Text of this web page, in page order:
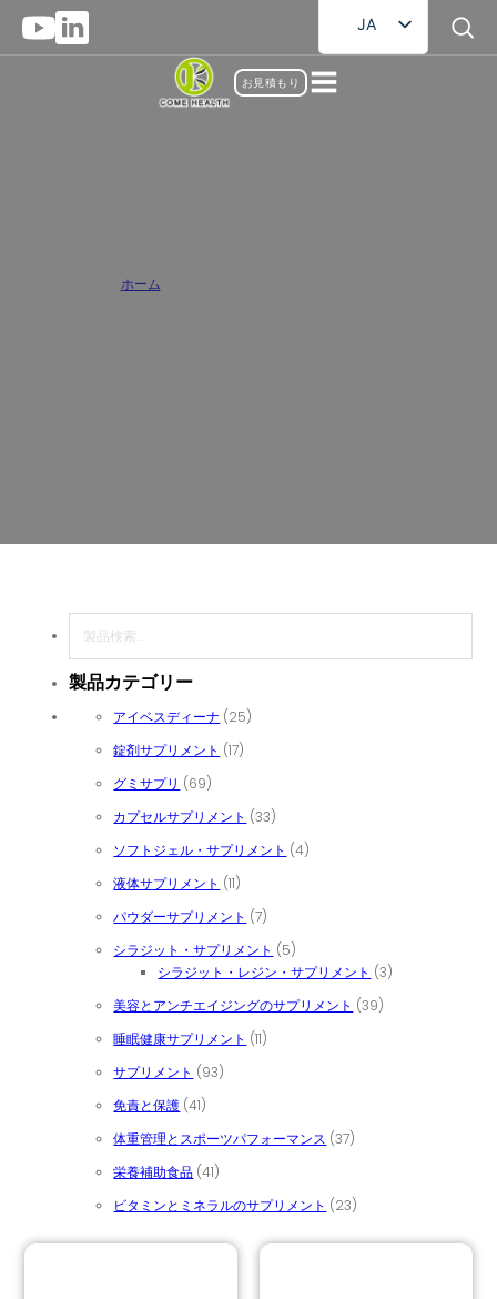
JA
EN
お見積もり
ホーム
製品カテゴリー
アイベスディーナ 2525個の商品
錠剤サプリメント
1717個の商品
グミサプリ
6969個の商品
カプセルサプリメント
3333個の商品
ソフトジェル・サプリメント
44個の商品
液体サプリメント
1111個の商品
パウダーサプリメント
77個の商品
シラジット・サプリメント
55個の商品
シラジット・レジン・サプリメント
33個の商品
美容とアンチエイジングのサプリメント
3939個の商品
睡眠健康サプリメント
1111個の商品
サプリメント
9393個の商品
免責と保護 4141個の商品
体重管理とスポーツパフォーマンス 3737個の商品
栄養補助食品 4141個の商品
ビタミンとミネラルのサプリメント
2323個の商品